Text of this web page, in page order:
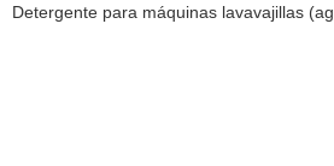
Detergente para máquinas lavavajillas